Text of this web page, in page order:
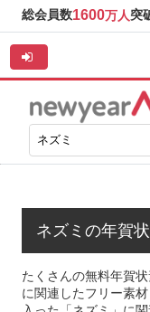
総会員数1600万人突
ネズミの年賀
たくさんの無料年賀
に関連したフリー素